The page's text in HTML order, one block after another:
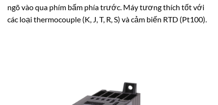
ngõ vào qua phím bấm phía trước. Máy tương thích tốt với
các loại thermocouple (K, J, T, R, S) và cảm biến RTD (Pt100).